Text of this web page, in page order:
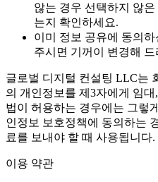
않는 경우 선택하지 않
는지 확인하세요.
이미 정보 공유에 동의
주시면 기꺼이 변경해
글로벌 디지털 컨설팅 LLC는
의 개인정보를 제3자에게 임
법이 허용하는 경우에는 그렇
인정보 보호정책에 동의하는
료를 보내야 할 때 사용됩니다.
이용 약관